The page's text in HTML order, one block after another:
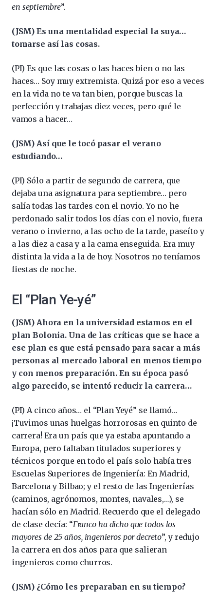
en septiembre”.
(JSM) Es una mentalidad especial la suya…
tomarse así las cosas.
(PI) Es que las cosas o las haces bien o no las
haces… Soy muy extremista. Quizá por eso a veces
en la vida no te va tan bien, porque buscas la
perfección y trabajas diez veces, pero qué le
vamos a hacer…
(JSM) Así que le tocó pasar el verano
estudiando…
(PI) Sólo a partir de segundo de carrera, que
dejaba una asignatura para septiembre… pero
salía todas las tardes con el novio. Yo no he
perdonado salir todos los días con el novio, fuera
verano o invierno, a las ocho de la tarde, paseíto y
a las diez a casa y a la cama enseguida. Era muy
distinta la vida a la de hoy. Nosotros no teníamos
fiestas de noche.
El “Plan Ye-yé”
(JSM) Ahora en la universidad estamos en el
plan Bolonia. Una de las críticas que se hace a
ese plan es que está pensado para sacar a más
personas al mercado laboral en menos tiempo
y con menos preparación. En su época pasó
algo parecido, se intentó reducir la carrera…
(PI) A cinco años… el “Plan Yeyé” se llamó…
¡Tuvimos unas huelgas horrorosas en quinto de
carrera! Era un país que ya estaba apuntando a
Europa, pero faltaban titulados superiores y
técnicos porque en todo el país solo había tres
Escuelas Superiores de Ingeniería: En Madrid,
Barcelona y Bilbao; y el resto de las Ingenierías
(caminos, agrónomos, montes, navales,…), se
hacían sólo en Madrid. Recuerdo que el delegado
de clase decía: “Franco ha dicho que todos los
mayores de 25 años, ingenieros por decreto”, y redujo
la carrera en dos años para que salieran
ingenieros como churros.
(JSM) ¿Cómo les preparaban en su tiempo?